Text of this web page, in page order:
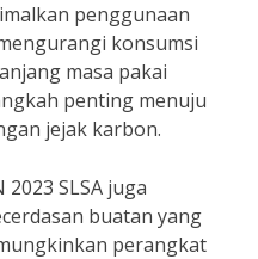
penggunaan
konsumsi
masa pakai
penting menuju
jejak karbon.
SLSA juga
buatan yang
perangkat